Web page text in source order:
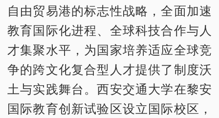
自由贸易港的标志性战略，全面加速
教育国际化进程、全球科技合作与人
才集聚水平，为国家培养适应全球竞
争的跨文化复合型人才提供了制度沃
土与实践舞台。西安交通大学在黎安
国际教育创新试验区设立国际校区，